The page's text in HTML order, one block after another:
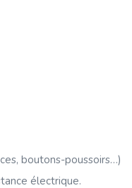
boutons-poussoirs…)
électrique.